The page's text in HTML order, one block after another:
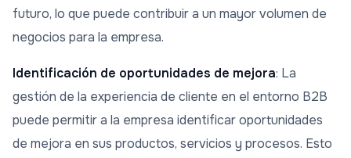
futuro, lo que puede contribuir a un mayor volumen de
negocios para la empresa.
Identificación de oportunidades de mejora: La
gestión de la experiencia de cliente en el entorno B2B
puede permitir a la empresa identificar oportunidades
de mejora en sus productos, servicios y procesos. Esto